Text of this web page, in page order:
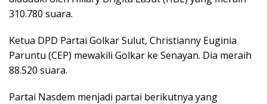
310.780 suara.
Ketua DPD Partai Golkar Sulut, Christianny Euginia
Paruntu (CEP) mewakili Golkar ke Senayan. Dia meraih
88.520 suara.
Partai Nasdem menjadi partai berikutnya yang